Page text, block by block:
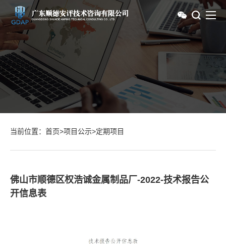
当前位置： 首页>项目公示>定期项目
佛山市顺德区权浩诚金属制品厂-2022-技术报告公
开信息表